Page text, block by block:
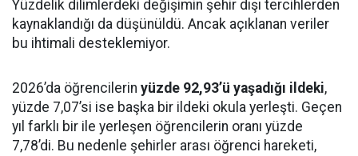
Yüzdelik dilimlerdeki değişimin şehir dışı tercihlerden
kaynaklandığı da düşünüldü. Ancak açıklanan veriler
bu ihtimali desteklemiyor.
2026’da öğrencilerin yüzde 92,93’ü yaşadığı ildeki,
yüzde 7,07’si ise başka bir ildeki okula yerleşti. Geçen
yıl farklı bir ile yerleşen öğrencilerin oranı yüzde
7,78’di. Bu nedenle şehirler arası öğrenci hareketi,